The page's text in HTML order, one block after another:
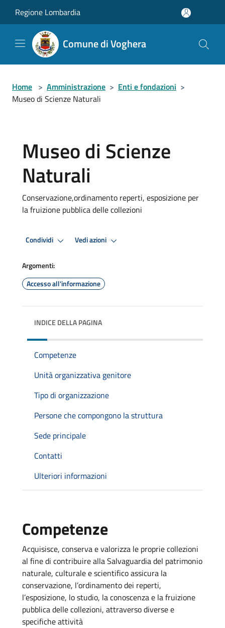
Regione Lombardia
Comune di Voghera
Home > Amministrazione > Enti e fondazioni >
Museo di Scienze Naturali
Museo di Scienze
Naturali
Conservazione,ordinamento reperti, esposizione per
la fruizione pubblica delle collezioni
Condividi Vedi azioni
Argomenti:
Accesso all'informazione
INDICE DELLA PAGINA
Competenze
Unità organizzativa genitore
Tipo di organizzazione
Persone che compongono la struttura
Sede principale
Contatti
Ulteriori informazioni
Competenze
Acquisisce, conserva e valorizza le proprie collezioni
al fine di contribuire alla Salvaguardia del patrimonio
naturale, culturale e scientifico assicura la
conservazione, l’ordinamento dei reperti,
l’esposizione, lo studio, la conoscenza e la fruizione
pubblica delle collezioni, attraverso diverse e
specifiche attività